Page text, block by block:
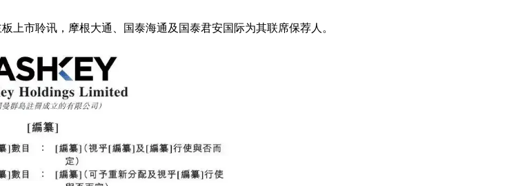
上市聆讯，摩根大通、国泰海通及国泰君安国际为其联席保荐人。